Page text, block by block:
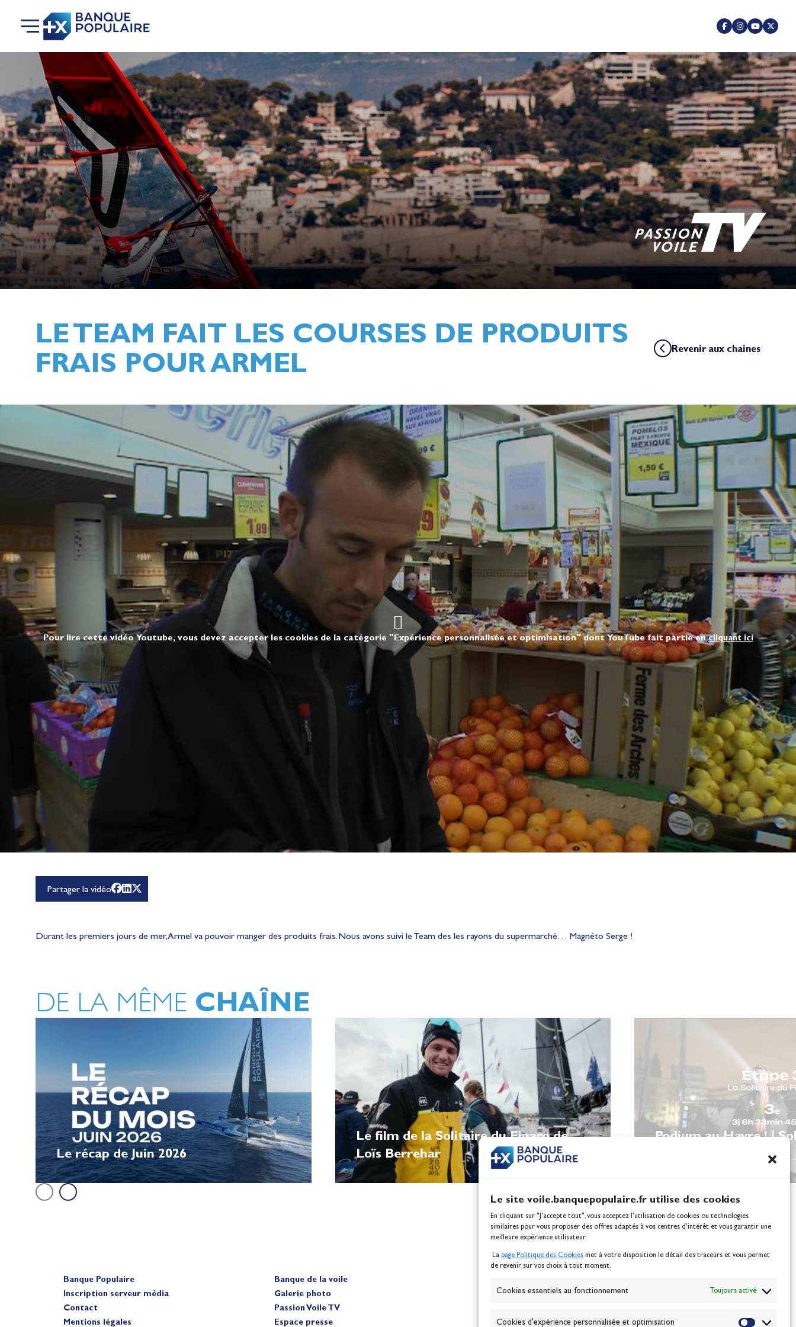
Le site voile.banquepopulaire.fr utilise des cookies
En cliquant sur "J'accepte tout", vous acceptez l’utilisation de cookies ou technologies
similaires pour vous proposer des offres adaptés à vos centres d’intérêt et vous garantir une
meilleure expérience utilisateur.
La page Politique des Cookies met à votre disposition le détail des traceurs et vous permet
de revenir sur vos choix à tout moment.
Cookies essentiels au fonctionnement Toujours activé
Cookies d'expérience personnalisée et optimisation
LE TEAM FAIT LES COURSES DE PRODUITS
FRAIS POUR ARMEL
Revenir aux chaines
Pour lire cette vidéo Youtube, vous devez accepter les cookies de la catégorie "Expérience personnalisée et optimisation" dont YouTube fait partie encliquant ici
Partager la vidéo
Durant les premiers jours de mer, Armel va pouvoir manger des produits frais. Nous avons suivi le Team des les rayons du supermarché… Magnéto Serge !
DE LA MÊME CHAÎNE
Le récap de Juin 2026
Le film de la Solitaire du Figaro de
Loïs Berrehar
Podium au Havre ! |
Banque Populaire
Inscription serveur média
Contact
Mentions légales
Banque de la voile
Galerie photo
Passion Voile TV
Espace presse
ABONNEZ-VOUS